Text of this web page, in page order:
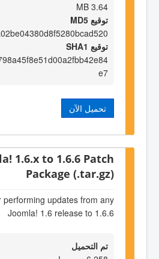
3.64 MB
توقيع MD5
توقيع SHA1
e7
تحميل الآن
1.6.x to 1.6.6 Patch
Package (.tar.gz)
performing updates from any
Joomla! 1.6 release to 1.6.6
تم التحميل